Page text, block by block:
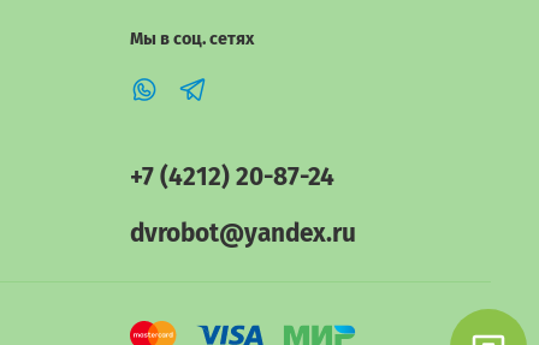
Мы в соц. сетях
+7 (4212) 20-87-24
dvrobot@yandex.ru